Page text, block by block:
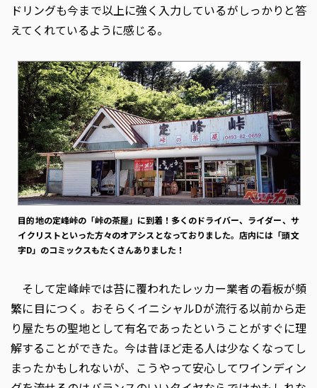
ドリングも今まで以上に強く入力しているがしっかりと答
えてくれているように感じる。
目的地の定峰峠の「峠の茶屋」に到着！多くのドライバー、ライダー、サ
イクリストといった方々のオアシスとなっておりました。店内には「頭文
字D」のコミックスもたくさんありました！
そして定峰峠では苔に覆われたレッカー業者の看板が頻
繁に目につく。おそらくイニシャルDが流行る以前から走
り屋たちの聖地として有名であったということがすぐに理
解することができた。今は昔ほど走る人は少なくなってし
まったかもしれないが、こうやって安心してワインディン